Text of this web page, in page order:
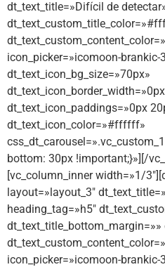
dt_text_title=»Difícil de
icon_picker=»icomoon-brankic-
dt_text_icon_bg_size=»70px»
dt_text_icon_paddings=»0px
dt_text_icon_color=»#ffffff»
bottom: 30px !important;}»][/
[vc_column_inner width=»1/
layout=»layout_3″
heading_tag=»h5″
dt_text_title_bottom_margin=»»
icon_picker=»icomoon-brankic-